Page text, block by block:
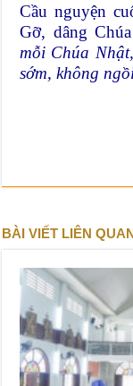
Cầu nguyện
Gỡ, dâng
mỗi Chúa
sớm, không
BÀI VIẾT LIÊN